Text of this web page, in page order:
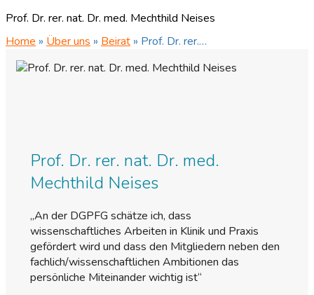
Prof. Dr. rer. nat. Dr. med. Mechthild Neises
Home » Über uns » Beirat » Prof. Dr. rer.…
Prof. Dr. rer. nat. Dr. med.
Mechthild Neises
„An der DGPFG schätze ich, dass
wissenschaftliches Arbeiten in Klinik und Praxis
gefördert wird und dass den Mitgliedern neben den
fachlich/wissenschaftlichen Ambitionen das
persönliche Miteinander wichtig ist“